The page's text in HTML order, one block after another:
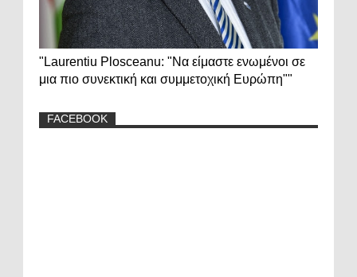
"Laurentiu Plosceanu: "Να είμαστε ενωμένοι σε
μια πιο συνεκτική και συμμετοχική Ευρώπη""
FACEBOOK